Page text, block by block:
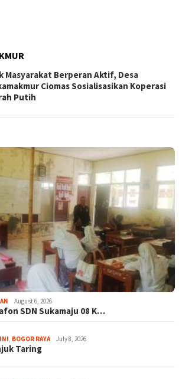
Masyarakat Berperan Aktif, Desa
Ciomas Sosialisasikan Koperasi
Putih
August 6, 2026
SDN Sukamaju 08 K…
, BOGOR RAYA July 8, 2026
Taring